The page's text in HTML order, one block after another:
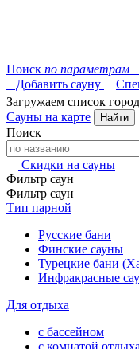
Поиск по параметрам
Добавить сауну
Загружаем список
Сауны на карте
Найти
Поиск
Скидки на сауны
Фильтр саун
Фильтр саун
Тип парной
Русские бани
Финские сауны
Турецкие бани
Инфракрасные
Для отдыха
с бассейном
с комнатой отдыха